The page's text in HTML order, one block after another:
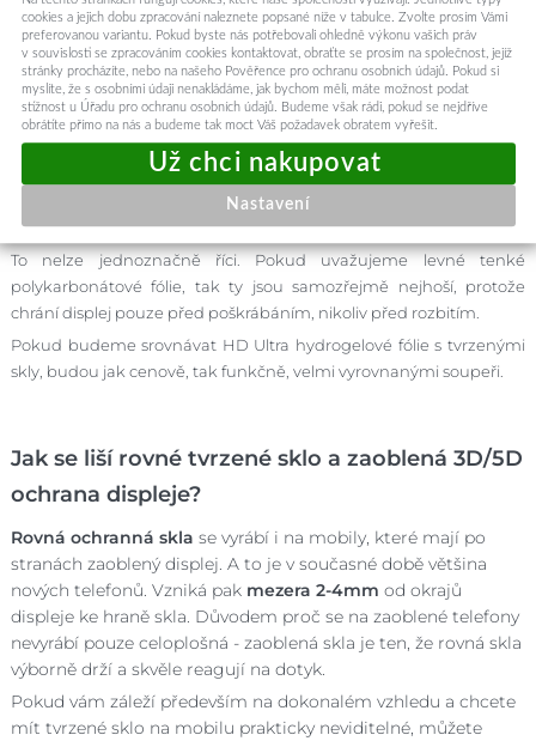
Centrální sklad
Přidat do košíku
Centrální sklad
Přidat do košíku
Je lepší fólie nebo ochranné sklo?
To nelze jednoznačně říci. Pokud uvažujeme levné tenké
polykarbonátové fólie, tak ty jsou samozřejmě nejhoší, protože
chrání displej pouze před poškrábáním, nikoliv před rozbitím.
Pokud budeme srovnávat HD Ultra hydrogelové fólie s tvrzenými
skly, budou jak cenově, tak funkčně, velmi vyrovnanými soupeři.
Jak se liší rovné tvrzené sklo a zaoblená 3D/5D
ochrana displeje?
Rovná ochranná skla se vyrábí i na mobily, které mají po
stranách zaoblený displej. A to je v současné době většina
nových telefonů. Vzniká pak mezera 2-4mm od okrajů
displeje ke hraně skla. Důvodem proč se na zaoblené telefony
nevyrábí pouze celoplošná - zaoblená skla je ten, že rovná skla
výborně drží a skvěle reagují na dotyk.
Pokud vám záleží především na dokonalém vzhledu a chcete
mít tvrzené sklo na mobilu prakticky neviditelné, můžete
cookies a jejich dobu zpracování naleznete popsané níže v tabulce. Zvolte prosím Vámi
preferovanou variantu. Pokud byste nás potřebovali ohledně výkonu vašich práv
v souvislosti se zpracováním cookies kontaktovat, obraťte se prosím na společnost, jejíž
stránky procházíte, nebo na našeho Pověřence pro ochranu osobních údajů. Pokud si
myslíte, že s osobními údaji nenakládáme, jak bychom měli, máte možnost podat
stížnost u Úřadu pro ochranu osobních údajů. Budeme však rádi, pokud se nejdříve
obrátíte přímo na nás a budeme tak moct Váš požadavek obratem vyřešit.
Nastavení